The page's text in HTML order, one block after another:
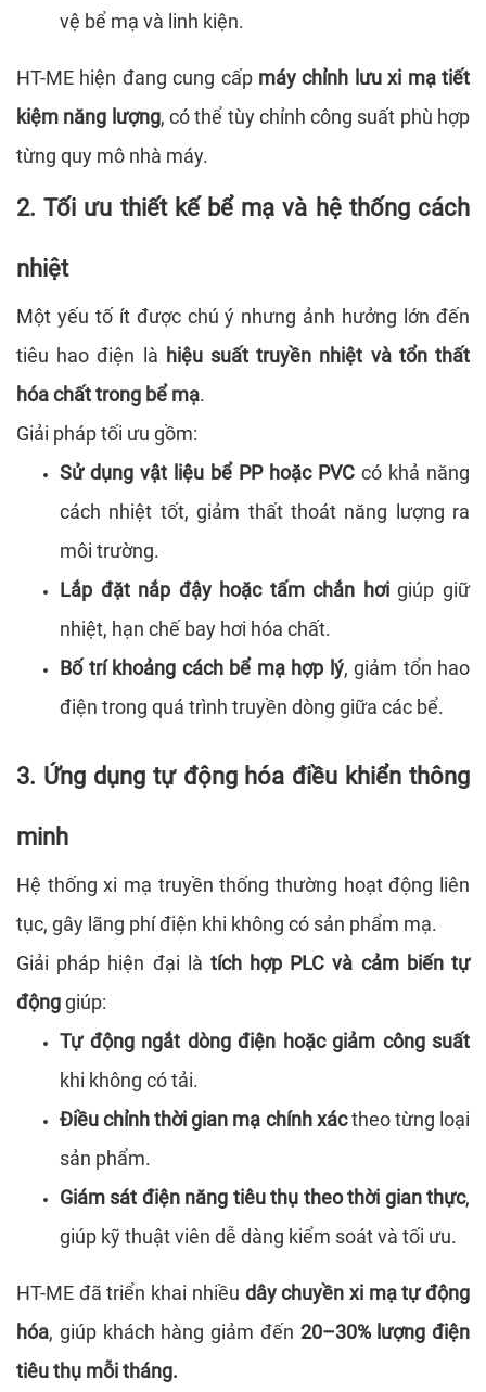
vệ bể mạ và linh kiện.
HT-ME hiện đang cung cấp máy chỉnh lưu xi mạ tiết
kiệm năng lượng, có thể tùy chỉnh công suất phù hợp
từng quy mô nhà máy.
2. Tối ưu thiết kế bể mạ và hệ thống cách
nhiệt
Một yếu tố ít được chú ý nhưng ảnh hưởng lớn đến
tiêu hao điện là hiệu suất truyền nhiệt và tổn thất
hóa chất trong bể mạ.
Giải pháp tối ưu gồm:
Sử dụng vật liệu bể PP hoặc PVC có khả năng
cách nhiệt tốt, giảm thất thoát năng lượng ra
môi trường.
Lắp đặt nắp đậy hoặc tấm chắn hơigiúp giữ
nhiệt, hạn chế bay hơi hóa chất.
Bố trí khoảng cách bể mạ hợp lý, giảm tổn hao
điện trong quá trình truyền dòng giữa các bể.
3. Ứng dụng tự động hóa điều khiển thông
minh
Hệ thống xi mạ truyền thống thường hoạt động liên
tục, gây lãng phí điện khi không có sản phẩm mạ.
Giải pháp hiện đại là tích hợp PLC và cảm biến tự
độnggiúp:
Tự động ngắt dòng điện hoặc giảm công suất
khi không có tải.
Điều chỉnh thời gian mạ chính xáctheo từng loại
sản phẩm.
Giám sát điện năng tiêu thụ theo thời gian thực,
giúp kỹ thuật viên dễ dàng kiểm soát và tối ưu.
HT-ME đã triển khai nhiều dây chuyền xi mạ tự động
hóa, giúp khách hàng giảm đến 20–30% lượng điện
tiêu thụ mỗi tháng.